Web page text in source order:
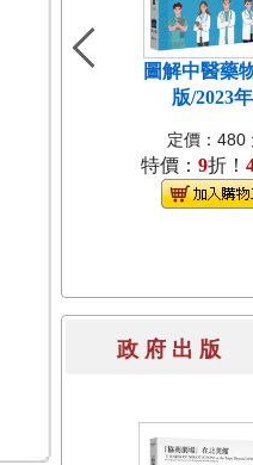
圖解中醫藥
版/2023
定價：480
特價： 9折！
政 府 出